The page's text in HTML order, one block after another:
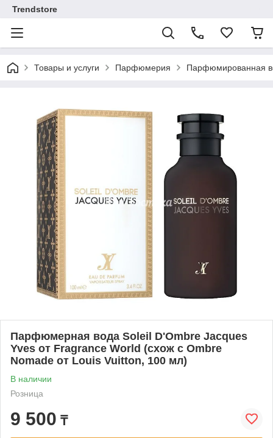
Trendstore
Товары и услуги Парфюмерия Парфюмированная
Парфюмерная вода Soleil D'Ombre Jacques
Yves от Fragrance World (схож с Ombre
Nomade от Louis Vuitton, 100 мл)
В наличии
Розница
9 500 ₸